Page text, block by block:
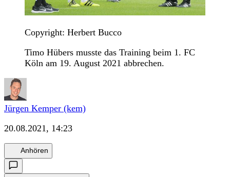
Copyright: Herbert Bucco
Timo Hübers musste das Training beim 1. FC
Köln am 19. August 2021 abbrechen.
Jürgen Kemper (kem)
20.08.2021, 14:23
Anhören